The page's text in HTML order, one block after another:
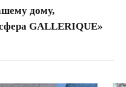
дому,
GALLERIQUE»
Новинки
Подарки